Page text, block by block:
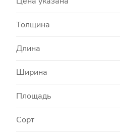
Толщина
Длина
Ширина
Площадь
Сорт